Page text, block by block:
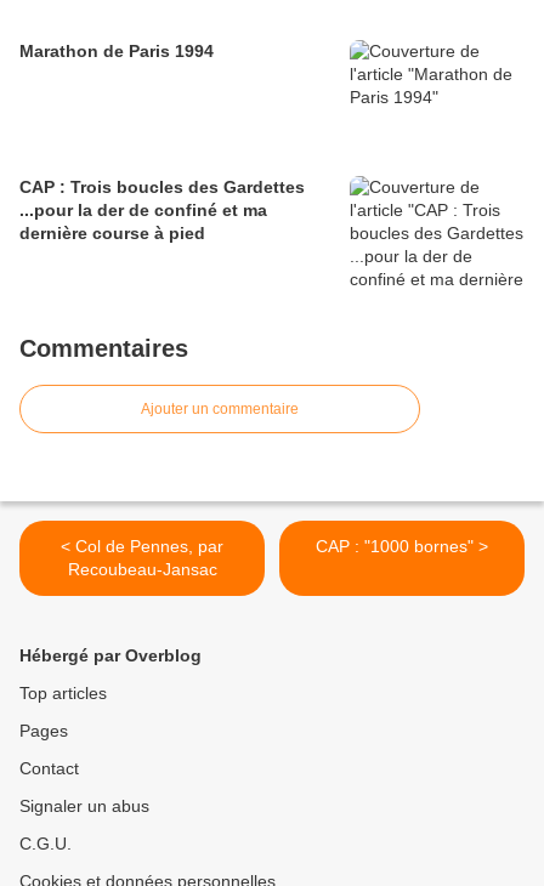
Marathon de Paris 1994
CAP : Trois boucles des Gardettes
...pour la der de confiné et ma
dernière course à pied
Commentaires
Ajouter un commentaire
< Col de Pennes, par
Recoubeau-Jansac
CAP : "1000 bornes" >
Hébergé par Overblog
Top articles
Pages
Contact
Signaler un abus
C.G.U.
Cookies et données personnelles